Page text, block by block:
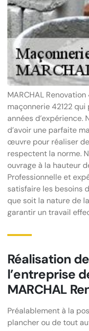
MARCHAL
maçonnerie 42122
années
d’avoir une parfaite
œuvre pour réaliser
respectent la norme.
ouvrage à la hauteur
Professionnelle et
satisfaire les besoins
que soit la nature de
garantir un travail
Réalisation
l’entreprise
MARCHAL
Préalablement à la
plancher ou de tout